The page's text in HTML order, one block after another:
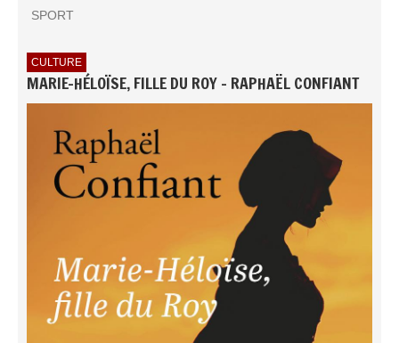
SPORT
CULTURE
MARIE-HÉLOÏSE, FILLE DU ROY - RAPHAËL CONFIANT